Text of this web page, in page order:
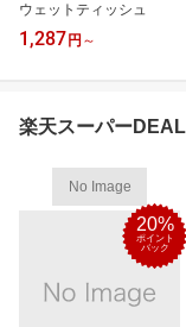
ウェットティッシュ
1,287 円 ～
楽天スーパーDEAL
No Image
20%
ポイント
バック